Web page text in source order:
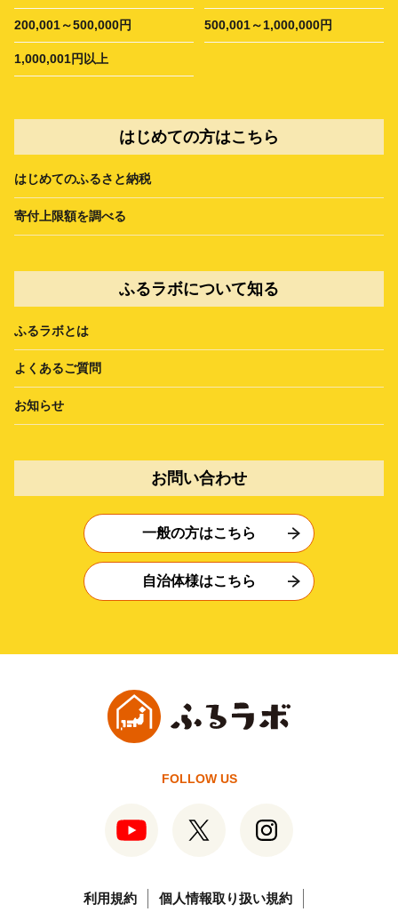
200,001～500,000円 500,001～1,000,000円
1,000,001円以上
はじめての方はこちら
はじめてのふるさと納税
寄付上限額を調べる
ふるラボについて知る
ふるラボとは
よくあるご質問
お知らせ
お問い合わせ
一般の方はこちら
自治体様はこちら
FOLLOW US
利用規約 個人情報取り扱い規約